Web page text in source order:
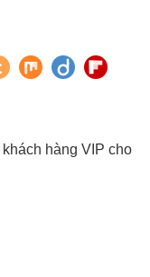
hàng VIP cho